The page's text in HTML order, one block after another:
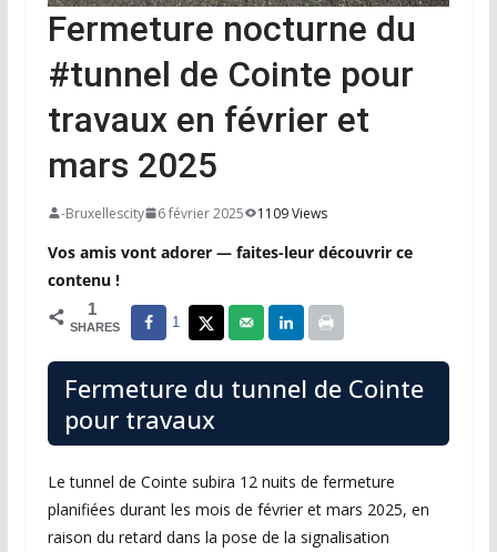
Fermeture nocturne du
#tunnel de Cointe pour
travaux en février et
mars 2025
-Bruxellescity 6 février 2025 1109 Views
Vos amis vont adorer — faites-leur découvrir ce
contenu !
1
SHARES 1
Fermeture du tunnel de Cointe
pour travaux
Le tunnel de Cointe subira 12 nuits de fermeture
planifiées durant les mois de février et mars 2025, en
raison du retard dans la pose de la signalisation